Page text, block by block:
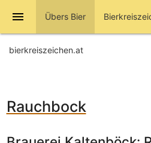
menu Übers Bier
bierkreiszeichen.at
Rauchbock